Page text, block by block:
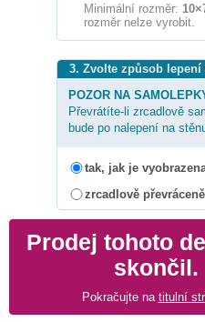
Minimální rozměr:
rozměr nelze vyrobit.
3. Zvolte způsob lepení
POZOR NA
Převrátíte-li zrcadlově
bude po nalepení na
tak, jak je
zrcadlově převráceně
Prodej tohoto
skončil.
Pokračujte na titulní